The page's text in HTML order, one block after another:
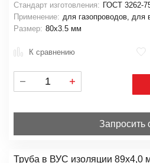
Стандарт изготовления: ГОСТ 3262-
Применение: для газопроводов, для
Размер: 80х3.5 мм
К сравнению
Запросить
Труба в ВУС изоляции 89х4,0